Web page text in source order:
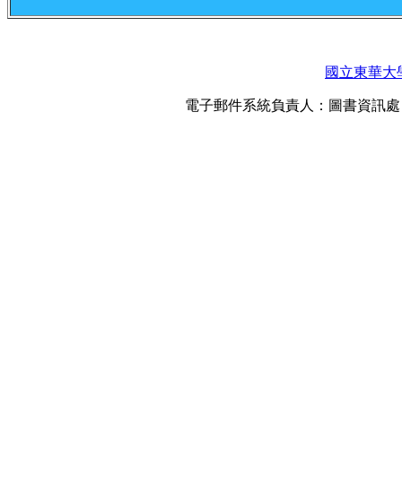
國立東華大
電子郵件系統負責人：圖書資訊處